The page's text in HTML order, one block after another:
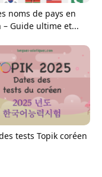
noms de pays en
– Guide ultime et...
tests Topik coréen